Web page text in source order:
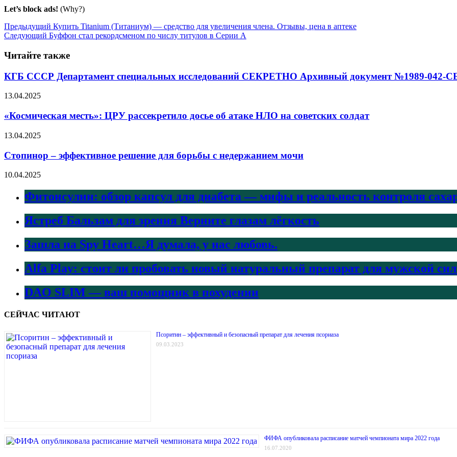
Let’s block ads! (Why?)
Предыдущий Купить Titanium (Титаниум) — средство для увеличения члена. Отзывы, цена в аптеке
Следующий Буффон стал рекордсменом по числу титулов в Серии А
Читайте также
КГБ СССР Департамент специальных исследований СЕКРЕТНО Архивный документ №1989-042-
13.04.2025
«Космическая месть»: ЦРУ рассекретило досье об атаке НЛО на советских солдат
13.04.2025
Стопинор – эффективное решение для борьбы с недержанием мочи
10.04.2025
Фитонсулин: обзор капсул для диабета — мифы и реальность контроля
Ястреб Бальзам для зрения Верните глазам лёгкость
Зашла на Spy Heart…Я думала, у нас любовь.
Alfa Play: стоит ли пробовать новый натуральный препарат для мужской
DAO SLIM — ваш помощник в похудении
СЕЙЧАС ЧИТАЮТ
Псоритин – эффективный и безопасный препарат для лечения псориаза
09.03.2023
ФИФА опубликовала расписание матчей чемпионата мира 2022 года
16.07.2020